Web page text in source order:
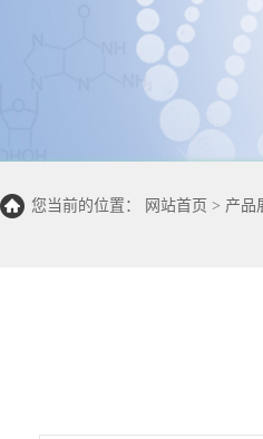
您当前的位置： 网站首页 > 产品